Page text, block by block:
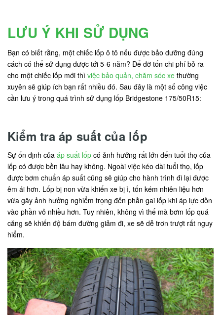
LƯU Ý KHI SỬ DỤNG
Bạn có biết rằng, một chiếc lốp ô tô nếu được bảo dưỡng đúng
cách có thể sử dụng được tới 5-6 năm? Để đỡ tốn chi phí bỏ ra
cho một chiếc lốp mới thì việc bảo quản, chăm sóc xe thường
xuyên sẽ giúp ích bạn rất nhiều đó. Sau đây là một số công việc
cần lưu ý trong quá trình sử dụng lốp Bridgestone 175/50R15:
Kiểm tra áp suất của lốp
Sự ổn định của áp suất lốp có ảnh hưởng rất lớn đến tuổi thọ của
lốp có được bền lâu hay không. Ngoài việc kéo dài tuổi thọ, lốp
được bơm chuẩn áp suất cũng sẽ giúp cho hành trình đi lại được
êm ái hơn. Lốp bị non vừa khiến xe bị ì, tốn kém nhiên liệu hơn
vừa gây ảnh hưởng nghiểm trọng đến phần gai lốp khi áp lực dồn
vào phần vỏ nhiều hơn. Tuy nhiên, không vì thế mà bơm lốp quá
căng sẽ khiến độ bám đường giảm đi, xe sẽ dễ trơn trượt rất nguy
hiểm.